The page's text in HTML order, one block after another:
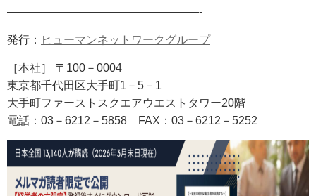
—————————————————-
発行： ヒューマンネットワークグループ
［本社］ 〒100－0004
東京都千代田区大手町1－5－1
大手町ファーストスクエアウエストタワー20階
電話：03－6212－5858
FAX ：03－6212－5252